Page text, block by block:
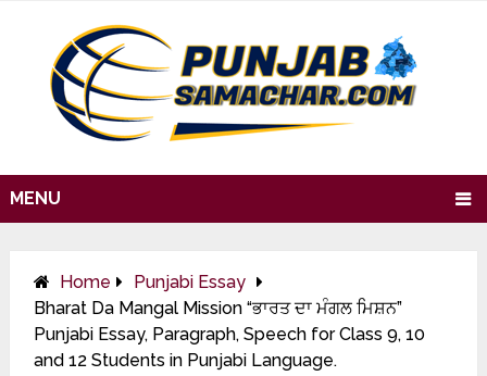
MENU
Home
Punjabi Essay
Bharat Da Mangal Mission “ਭਾਰਤ ਦਾ ਮੰਗਲ ਮਿਸ਼ਨ”
Punjabi Essay, Paragraph, Speech for Class 9, 10
and 12 Students in Punjabi Language.